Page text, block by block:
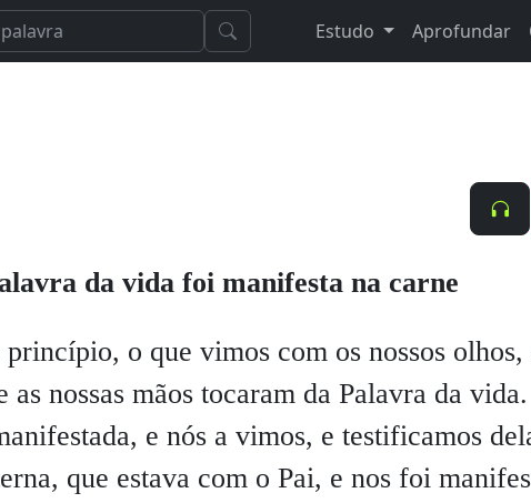
Estudo Aprofundar
da vida foi manifesta na carne
o que vimos com os nossos olhos,
as nossas mãos tocaram da Palavra da vida.
e nós a vimos, e testificamos
que estava com o Pai, e nos foi